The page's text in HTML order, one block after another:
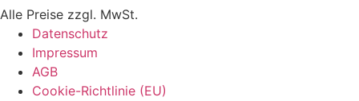
Alle Preise zzgl. MwSt.
Datenschutz
Impressum
AGB
Cookie-Richtlinie (EU)